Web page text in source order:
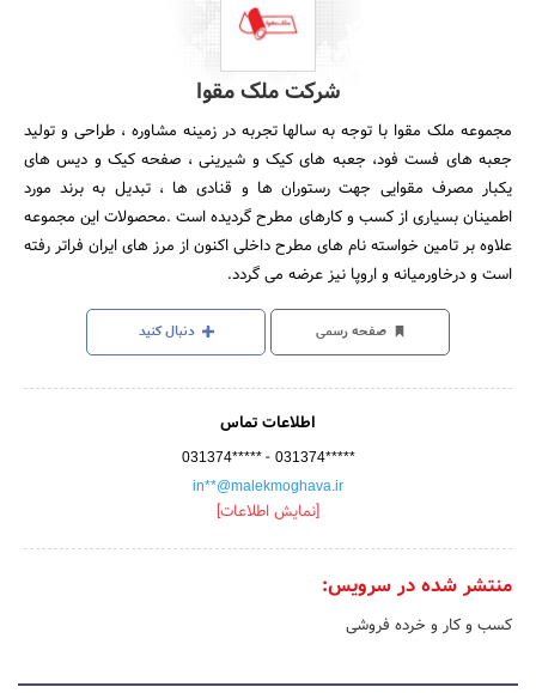
شرکت ملک مقوا
مجموعه ملک مقوا با توجه به سالها تجربه در زمینه مشاوره ، طراحی و تولید
جعبه های فست فود، جعبه های کیک و شیرینی ، صفحه کیک و دیس های
یکبار مصرف مقوایی جهت رستوران ها و قنادی ها ، تبدیل به برند مورد
اطمینان بسیاری از کسب و کارهای مطرح گردیده است .محصولات این مجموعه
علاوه بر تامین خواسته نام های مطرح داخلی اکنون از مرز های ایران فراتر رفته
است و درخاورمیانه و اروپا نیز عرضه می گردد.
صفحه رسمی دنبال کنید
اطلاعات تماس
031374***** - 031374*****
in**@malekmoghava.ir
[نمایش اطلاعات]
منتشر شده در سرویس:
کسب و کار و خرده فروشی